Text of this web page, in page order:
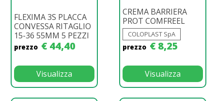
FLEXIMA 3S PLACCA
CONVESSA RITAGLIO
15-36 55MM 5 PEZZI
prezzo € 44,40
Visualizza
CREMA BARRIERA
PROT COMFREEL
COLOPLAST SpA
prezzo € 8,25
Visualizza